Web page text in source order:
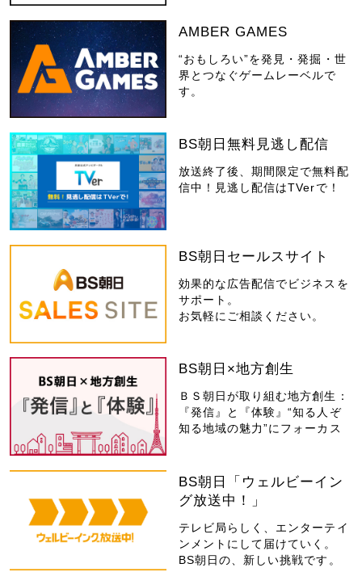
AMBER GAMES
“おもしろい”を発見・発掘・世
界とつなぐゲームレーベルで
す。
BS朝日無料見逃し配信
放送終了後、期間限定で無料配
信中！見逃し配信はTVerで！
BS朝日セールスサイト
効果的な広告配信でビジネスを
サポート。
お気軽にご相談ください。
BS朝日×地方創生
ＢＳ朝日が取り組む地方創生：
『発信』と『体験』“知る人ぞ
知る地域の魅力”にフォーカス
BS朝日「ウェルビーイン
グ放送中！」
テレビ局らしく、エンターテイ
ンメントにして届けていく。
BS朝日の、新しい挑戦です。